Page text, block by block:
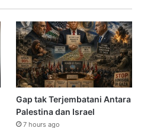
Gap tak Terjembatani Antara
Palestina dan Israel
7 hours ago